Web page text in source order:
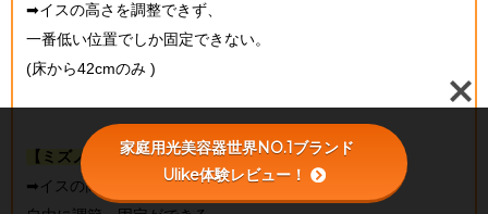
➡イスの高さを調整できず、
一番低い位置でしか固定できない。
(床から42cmのみ )
【ミズノスクワットスリールアルファ】
➡イスの高さを、レバーを止めることで
家庭用光美容器世界NO.1ブランド
Ulike体験レビュー！